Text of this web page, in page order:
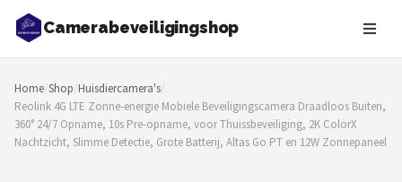
Camerabeveiligingshop
Zoeken
NAVIGATIE
Shop
Home/Shop/Huisdiercamera's/
Reolink 4G LTE Zonne-energie Mobiele Beveiligingscamera Draadloos Buiten,
360° 24/7 Opname, 10s Pre-opname, voor Thuissbeveiliging, 2K ColorX
Nachtzicht, Slimme Detectie, Grote Batterij, Altas Go PT en 12W Zonnepaneel